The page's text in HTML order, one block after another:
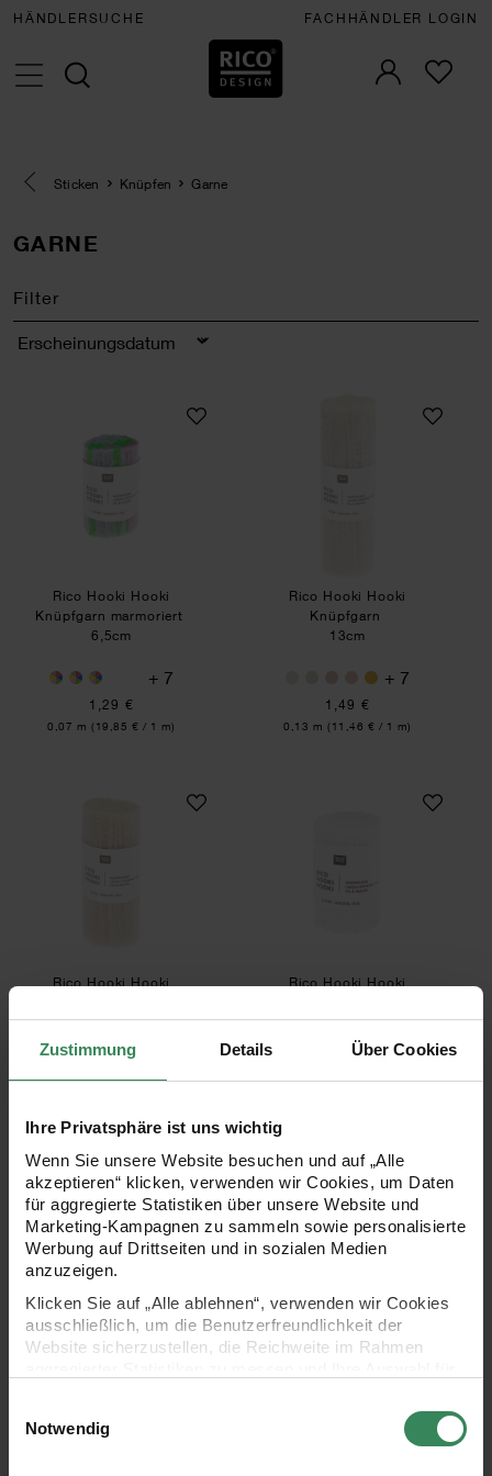
Zustimmung Details Über Cookies
Ihre Privatsphäre ist uns wichtig
Wenn Sie unsere Website besuchen und auf „Alle
akzeptieren“ klicken, verwenden wir Cookies, um Daten
für aggregierte Statistiken über unsere Website und
Marketing-Kampagnen zu sammeln sowie personalisierte
Werbung auf Drittseiten und in sozialen Medien
anzuzeigen.
Klicken Sie auf „Alle ablehnen“, verwenden wir Cookies
ausschließlich, um die Benutzerfreundlichkeit der
Website sicherzustellen, die Reichweite im Rahmen
Ihre Einwilligung ist freiwillig und kann jederzeit über den
Link „Cookie-Einstellungen“ im Fußbereich der Seite
Notwendig
HÄNDLERSUCHE FACHHÄNDLER LOGIN
Eine Kategorie zurück navigieren
Sticken Knüpfen Garne
GARNE
Filter
Sortierung
Rico Hooki Hooki Knüpfgarn marmoriert
Rico Hooki Hooki
Knüpfgarn marmoriert
6,5cm
+ 7
1,29 €
Inhalt:
0,07 m (19,85 € / 1 m)
Rico Hooki
Rico Hooki Hooki
Knüpfgarn
13cm
+ 7
1,49 €
Inhalt:
0,13 m (11,46 € / 1 m)
Rico Hooki Hooki Knüpfgarn
Rico Hooki Hooki
10cm
Rico Hooki
Rico Hooki Hooki
6,5cm
Rico Hooki Hooki Knüpfgarn Off White
Anleitung